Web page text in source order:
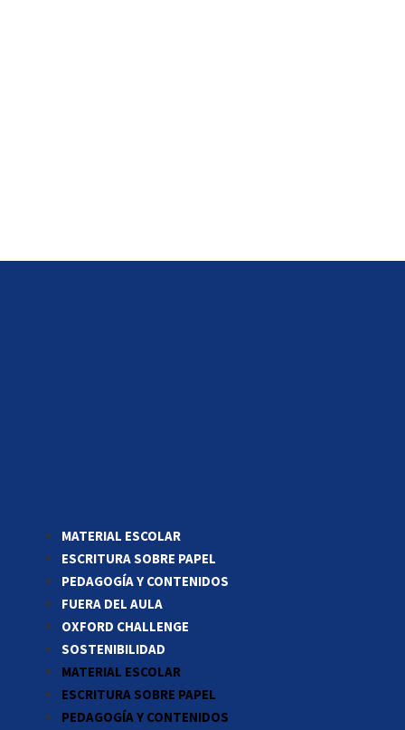
MATERIAL ESCOLAR
ESCRITURA SOBRE PAPEL
PEDAGOGÍA Y CONTENIDOS
FUERA DEL AULA
OXFORD CHALLENGE
SOSTENIBILIDAD
MATERIAL ESCOLAR
ESCRITURA SOBRE PAPEL
PEDAGOGÍA Y CONTENIDOS